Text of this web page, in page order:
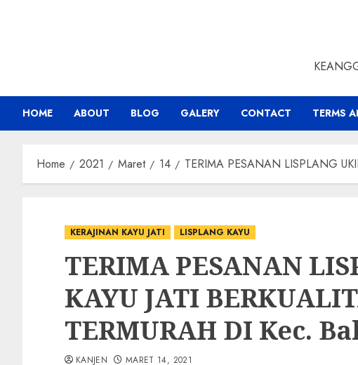
HOME ABOUT BLOG GALERY CONTACT TERMS
Home 2021 Maret 14 TERIMA PESANAN LISPLANG
KERAJINAN KAYU JATI LISPLANG KAYU
TERIMA PESANAN
KAYU JATI
TERMURAH DI Kec.
KANJEN MARET 14, 2021